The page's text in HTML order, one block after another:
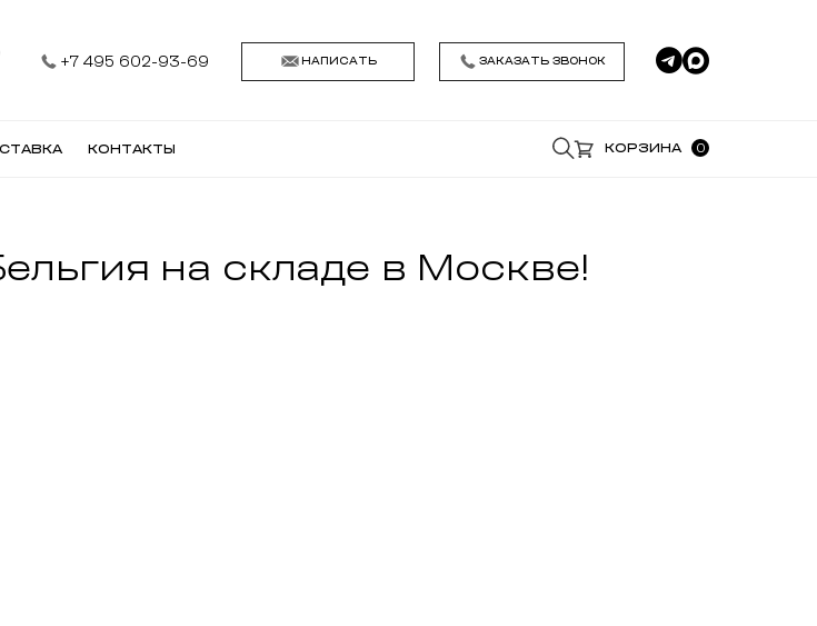
+7 495 602-93-69 НАПИСАТЬ ЗАКАЗАТЬ ЗВОНОК
КОНТАКТЫ КОРЗИНА 0
на складе в Москве!